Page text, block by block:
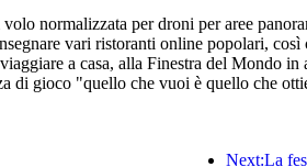
normalizzata per droni per aree
vari ristoranti online popolari,
a casa, alla Finestra del Mondo
di gioco "quello che vuoi è quello che